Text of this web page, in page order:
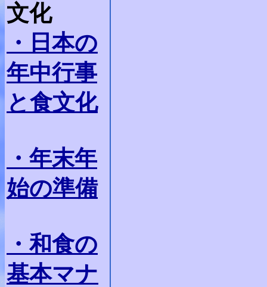
文化
・日本の
年中行事
と食文化
・年末年
始の準備
・和食の
基本マナ